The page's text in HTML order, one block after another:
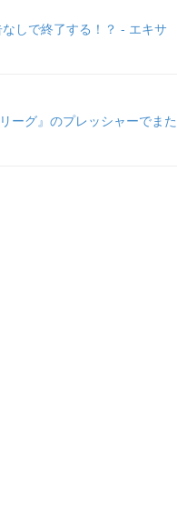
しで終了する！？ - エキサ
ーグ』のプレッシャーでまた